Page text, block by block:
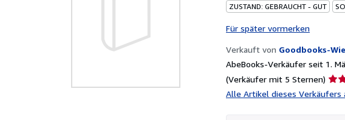
ZUSTAND: GEBRAUCHT - GUT
Für später vormerken
Verkauft von Goodbooks-
AbeBooks-Verkäufer seit 1.
(Verkäufer mit 5 Sternen)
5
Alle Artikel dieses Verkäufers